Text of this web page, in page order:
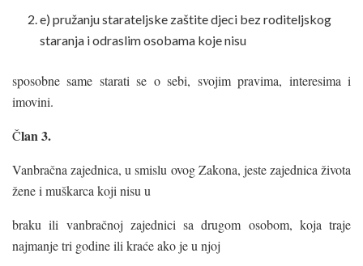
e) pružanju starateljske zaštite djeci bez roditeljskog
staranja i odraslim osobama koje nisu
sposobne same starati se o sebi, svojim pravima, interesima i
imovini.
Član 3.
Vanbračna zajednica, u smislu ovog Zakona, jeste zajednica života
žene i muškarca koji nisu u
braku ili vanbračnoj zajednici sa drugom osobom, koja traje
najmanje tri godine ili kraće ako je u njoj